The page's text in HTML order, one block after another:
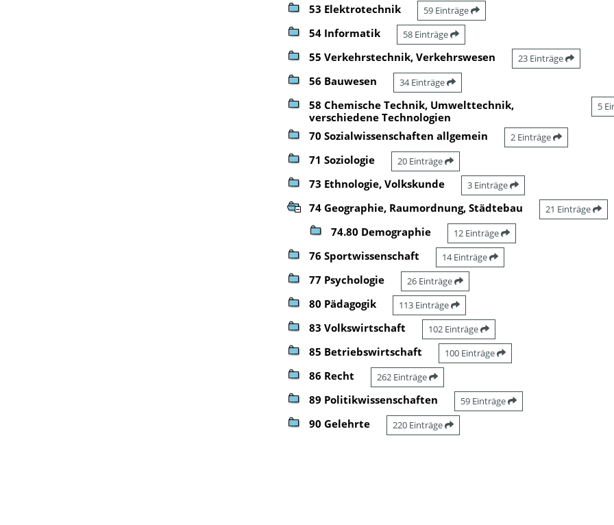
53 Elektrotechnik 59 Einträge
54 Informatik 58 Einträge
55 Verkehrstechnik, Verkehrswesen 23 Einträge
56 Bauwesen 34 Einträge
58 Chemische Technik, Umwelttechnik,
verschiedene Technologien
5
70 Sozialwissenschaften allgemein 2 Einträge
71 Soziologie 20 Einträge
73 Ethnologie, Volkskunde 3 Einträge
74 Geographie, Raumordnung, Städtebau 21 Einträge
74.80 Demographie 12 Einträge
76 Sportwissenschaft 14 Einträge
77 Psychologie 26 Einträge
80 Pädagogik 113 Einträge
83 Volkswirtschaft 102 Einträge
85 Betriebswirtschaft 100 Einträge
86 Recht 262 Einträge
89 Politikwissenschaften 59 Einträge
90 Gelehrte 220 Einträge